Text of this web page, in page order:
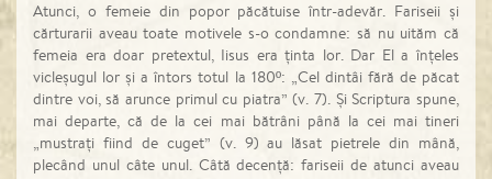
Atunci, o femeie din popor păcătuise într-adevăr. Fariseii și
cărturarii aveau toate motivele s-o condamne: să nu uităm că
femeia era doar pretextul, Iisus era ținta lor. Dar El a înțeles
vicleșugul lor și a întors totul la 180º: „Cel dintâi fără de păcat
dintre voi, să arunce primul cu piatra” (v. 7). Și Scriptura spune,
mai departe, că de la cei mai bătrâni până la cei mai tineri
„mustrați fiind de cuget” (v. 9) au lăsat pietrele din mână,
plecând unul câte unul. Câtă decență: fariseii de atunci aveau